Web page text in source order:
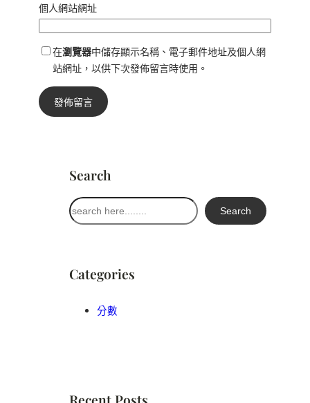
個人網站網址
在瀏覽器中儲存顯示名稱、電子郵件地址及個人網
站網址，以供下次發佈留言時使用。
Search
搜
尋
Search
Categories
分數